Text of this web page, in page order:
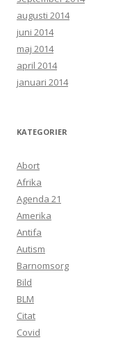
augusti 2014
juni 2014
maj 2014
april 2014
januari 2014
KATEGORIER
Abort
Afrika
Agenda 21
Amerika
Antifa
Autism
Barnomsorg
Bild
BLM
Citat
Covid